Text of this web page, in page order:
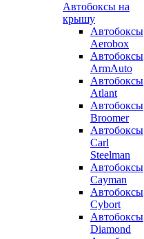
Автобоксы на
крышу
Автобоксы
Aerobox
Автобоксы
ArmAuto
Автобоксы
Atlant
Автобоксы
Broomer
Автобоксы
Carl
Steelman
Автобоксы
Cayman
Автобоксы
Cybort
Автобоксы
Diamond